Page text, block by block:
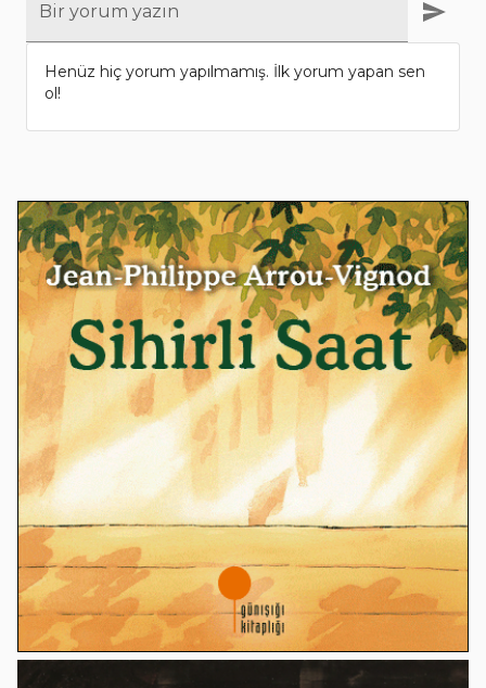
Bir yorum yazın
Henüz hiç yorum yapılmamış. İlk yorum yapan sen
ol!